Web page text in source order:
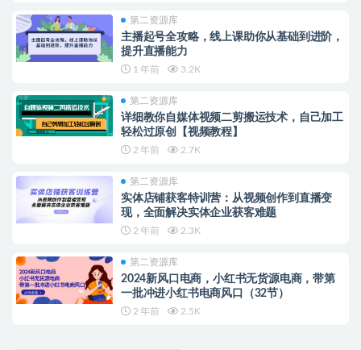
第二资源库
主播起号全攻略，线上课助你从基础到进阶，
提升直播能力
1 年前 3.2K
第二资源库
详细教你自媒体视频二剪搬运技术，自己加工
轻松过原创【视频教程】
2 年前 2.7K
第二资源库
实体店铺获客特训营：从视频创作到直播变
现，全面解决实体企业获客难题
2 年前 2.3K
第二资源库
2024新风口电商，小红书无货源电商，带第
一批冲进小红书电商风口（32节）
2 年前 2.5K